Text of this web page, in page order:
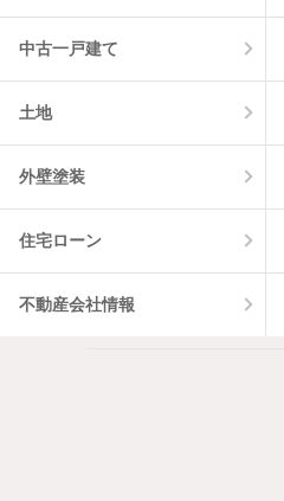
中古一戸建て
土地
外壁塗装
住宅ローン
不動産会社情報